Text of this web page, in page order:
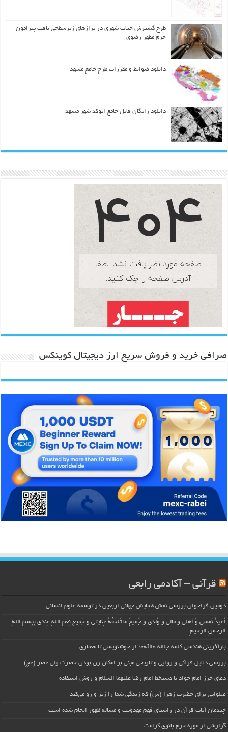
طرح گسترش حیات شهري در ترازهاي زیرسطحی بافت پیرامون
حرم مطهر رضوي
دانلود ضوابط و مقررات طرح جامع مشهد
دانلود رایگان فایل جامع اتوکد شهر مشهد
صرافی خرید و فروش سریع ارز دیجیتال کوینکس
قرآنی – آکادمی رابعی
دومین فراخوان بررسی نقش همایش جهانی اربعین در توسعه علوم انسانی
اُعیذُ نَفسی وَ أهلی وَ مالی وَ وُلدی و جَمیعَ ما تَلحَقُهُ عِنایتی و جَمیعَ نِعَمِ اللّهِ عِندی بِبِسمِ اللّهِ
الرَّحمنِ الرَّحیمِ
بازآفرینی هندسی کلمه جلاله «الله»؛ از خوشنویسی تا معماری
بررسی دلایل قرآنی و روایی و تاریخی مبنی بر امکان زن بودن حضرت ولی عصر (عج)
دعای حرز امام جواد با دستخط امام رضا علیهما السلام و روش استفاده
صلواتی برای حضرت زهرا (س) که زندگی شما را زیر و رو می‌کند
چیدمان آیات قرآن در راستای فهم مهدویت و مساله ظهور انجام شده است
گزارشی از موزه حرم بانوی کرامت